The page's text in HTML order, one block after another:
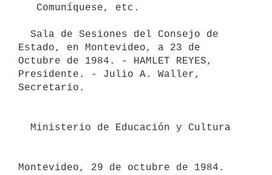
Estado, en Montevideo, a 23 de
Octubre de 1984. - HAMLET REYES,
Presidente. - Julio A. Waller,
Secretario.
Montevideo, 29 de octubre de 1984.